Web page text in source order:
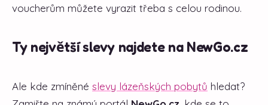
voucherům můžete vyrazit třeba s celou rodinou.
Ty největší slevy najdete na NewGo.cz
Ale kde zmíněné slevy lázeňských pobytů hledat?